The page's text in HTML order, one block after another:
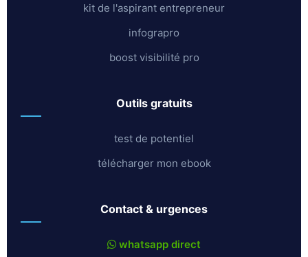
kit de l'aspirant entrepreneur
infograpro
boost visibilité pro
outils gratuits
test de potentiel
télécharger mon ebook
contact & urgences
whatsapp direct